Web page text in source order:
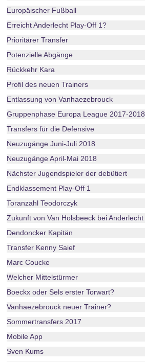
Europäischer Fußball
Erreicht Anderlecht Play-Off 1?
Prioritärer Transfer
Potenzielle Abgänge
Rückkehr Kara
Profil des neuen Trainers
Entlassung von Vanhaezebrouck
Gruppenphase Europa League 2017-2018
Transfers für die Defensive
Neuzugänge Juni-Juli 2018
Neuzugänge April-Mai 2018
Nächster Jugendspieler der debütiert
Endklassement Play-Off 1
Toranzahl Teodorczyk
Zukunft von Van Holsbeeck bei Anderlecht
Dendoncker Kapitän
Transfer Kenny Saief
Marc Coucke
Welcher Mittelstürmer
Boeckx oder Sels erster Torwart?
Vanhaezebrouck neuer Trainer?
Sommertransfers 2017
Mobile App
Sven Kums